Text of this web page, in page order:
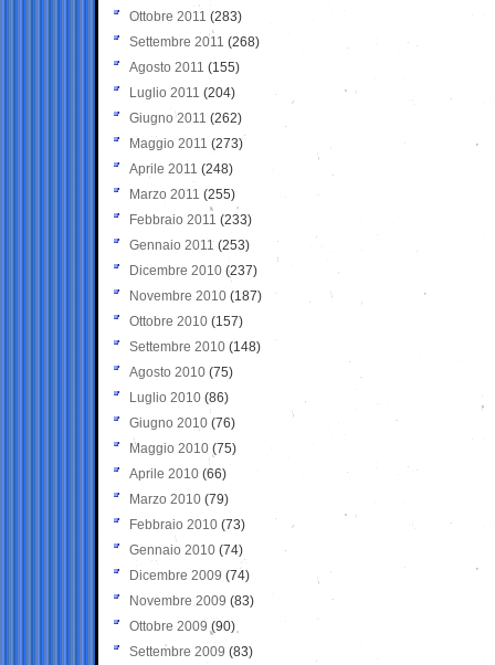
Ottobre 2011 (283)
Settembre 2011 (268)
Agosto 2011 (155)
Luglio 2011 (204)
Giugno 2011 (262)
Maggio 2011 (273)
Aprile 2011 (248)
Marzo 2011 (255)
Febbraio 2011 (233)
Gennaio 2011 (253)
Dicembre 2010 (237)
Novembre 2010 (187)
Ottobre 2010 (157)
Settembre 2010 (148)
Agosto 2010 (75)
Luglio 2010 (86)
Giugno 2010 (76)
Maggio 2010 (75)
Aprile 2010 (66)
Marzo 2010 (79)
Febbraio 2010 (73)
Gennaio 2010 (74)
Dicembre 2009 (74)
Novembre 2009 (83)
Ottobre 2009 (90)
Settembre 2009 (83)